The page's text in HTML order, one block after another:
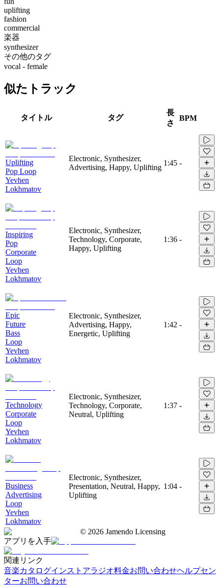
uplifting
fashion
commercial
楽器
synthesizer
その他のタグ
vocal - female
似たトラック
タイトル タグ
長
さ
BPM
Uplifting
Pop Loop
Yevhen
Lokhmatov
Electronic, Synthesizer,
Advertising, Happy, Uplifting
1:45 -
Inspiring
Pop
Corporate
Loop
Yevhen
Lokhmatov
Electronic, Synthesizer,
Technology, Corporate,
Happy, Uplifting
1:36 -
Epic
Future
Bass
Loop
Yevhen
Lokhmatov
Electronic, Synthesizer,
Advertising, Happy,
Energetic, Uplifting
1:42 -
Technology
Corporate
Loop
Yevhen
Lokhmatov
Electronic, Synthesizer,
Technology, Corporate,
Neutral, Uplifting
1:37 -
Business
Advertising
Loop
Yevhen
Lokhmatov
Electronic, Synthesizer,
Presentation, Neutral, Happy,
Uplifting
1:04 -
© 2026 Jamendo Licensing
アプリを入手
関連リンク
音楽カタログインストアラジオ料金お問い合わせヘルプセン
ターお問い合わせ